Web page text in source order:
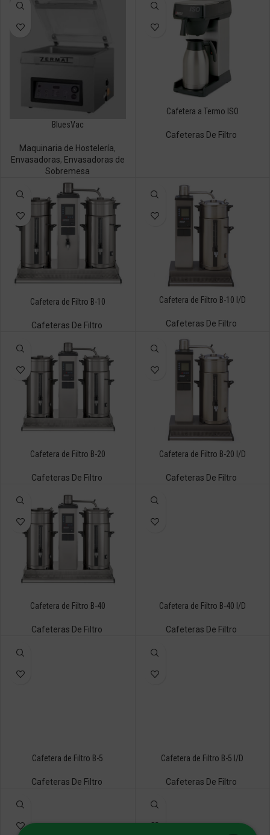
BluesVac
Maquinaria de Hostelería,
Envasadoras, Envasadoras de
Sobremesa
Cafetera a Termo ISO
Cafeteras De Filtro
Cafetera de Filtro B-10
Cafeteras De Filtro
Cafetera de Filtro B-10 I/D
Cafeteras De Filtro
Cafetera de Filtro B-20
Cafeteras De Filtro
Cafetera de Filtro B-20 I/D
Cafeteras De Filtro
Cafetera de Filtro B-40
Cafeteras De Filtro
Cafetera de Filtro B-40 I/D
Cafeteras De Filtro
Cafetera de Filtro B-5
Cafeteras De Filtro
Cafetera de Filtro B-5 I/D
Cafeteras De Filtro